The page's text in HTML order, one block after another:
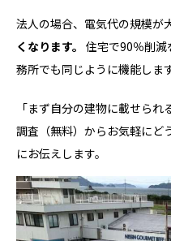
法人の場合、電気代の規模が
くなります。 住宅で90％削減
務所でも同じように機能します
「まず自分の建物に載せら
調査（無料）からお気軽にど
にお伝えします。